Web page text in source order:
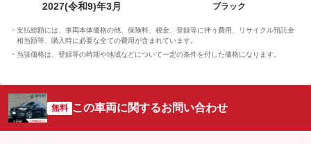
2027(令和9)年3月
ブラック
支払総額には、車両本体価格の他、保険料、税金、登録等に伴う費用、リサイクル預託金
相当額等、購入時に必要な全ての費用が含まれています。
当該価格は、登録等の時期や地域などについて一定の条件を付した価格になります。
無料 この車両に関するお問い合わせ